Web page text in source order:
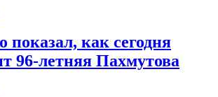
показал, как сегодня
96-летняя Пахмутова